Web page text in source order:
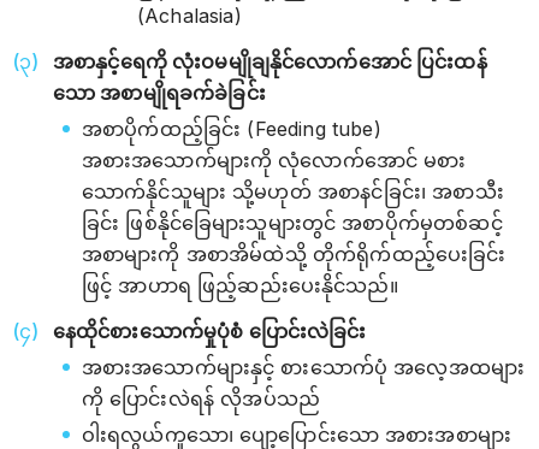
(Achalasia)
အစာနှင့်ရေကို လုံးဝမမျိုချနိုင်လောက်အောင် ပြင်းထန်
သော အစာမျိုရခက်ခဲခြင်း
အစာပိုက်ထည့်ခြင်း (Feeding tube)
အစားအသောက်များကို လုံလောက်အောင် မစား
သောက်နိုင်သူများ သို့မဟုတ် အစာနင်ခြင်း၊ အစာသီး
ခြင်း ဖြစ်နိုင်ခြေများသူများတွင် အစာပိုက်မှတစ်ဆင့်
အစာများကို အစာအိမ်ထဲသို့ တိုက်ရိုက်ထည့်ပေးခြင်း
ဖြင့် အာဟာရ ဖြည့်ဆည်းပေးနိုင်သည်။
နေထိုင်စားသောက်မှုပုံစံ ပြောင်းလဲခြင်း
အစားအသောက်များနှင့် စားသောက်ပုံ အလေ့အထများ
ကို ပြောင်းလဲရန် လိုအပ်သည်
ဝါးရလွယ်ကူသော၊ ပျော့ပြောင်းသော အစားအစာများ